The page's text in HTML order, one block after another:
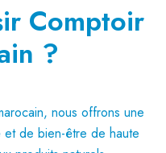
Comptoir
?
nous offrons une
de bien-être de haute